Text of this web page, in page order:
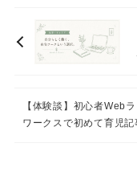
【体験談】初心者Web
ワークスで初めて育児記